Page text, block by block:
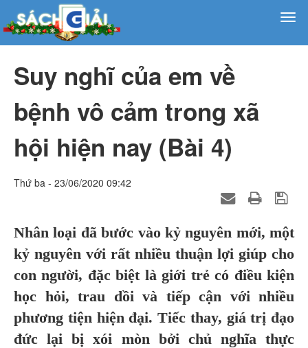
Suy nghĩ của em về
bệnh vô cảm trong xã
hội hiện nay (Bài 4)
Thứ ba - 23/06/2020 09:42
Nhân loại đã bước vào kỷ nguyên mới, một
kỷ nguyên với rất nhiều thuận lợi giúp cho
con người, đặc biệt là giới trẻ có điều kiện
học hỏi, trau dồi và tiếp cận với nhiều
phương tiện hiện đại. Tiếc thay, giá trị đạo
đức lại bị xói mòn bởi chủ nghĩa thực